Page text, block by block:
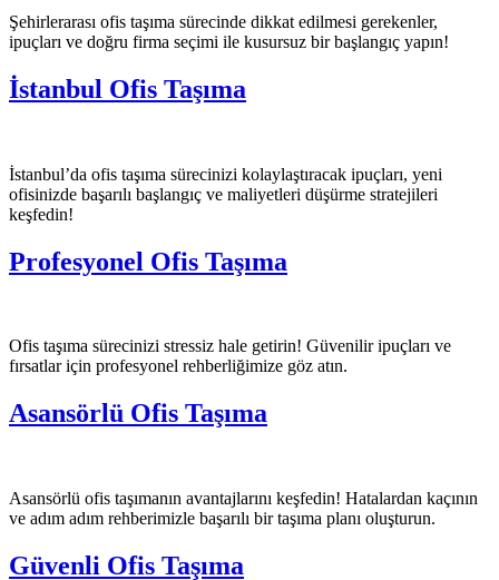
Şehirlerarası ofis taşıma sürecinde dikkat edilmesi gerekenler,
ipuçları ve doğru firma seçimi ile kusursuz bir başlangıç yapın!
İstanbul Ofis Taşıma
İstanbul’da ofis taşıma sürecinizi kolaylaştıracak ipuçları, yeni
ofisinizde başarılı başlangıç ve maliyetleri düşürme stratejileri
keşfedin!
Profesyonel Ofis Taşıma
Ofis taşıma sürecinizi stressiz hale getirin! Güvenilir ipuçları ve
fırsatlar için profesyonel rehberliğimize göz atın.
Asansörlü Ofis Taşıma
Asansörlü ofis taşımanın avantajlarını keşfedin! Hatalardan kaçının
ve adım adım rehberimizle başarılı bir taşıma planı oluşturun.
Güvenli Ofis Taşıma